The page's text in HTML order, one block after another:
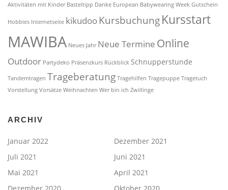
Aktivitäten mit Kinder Basteltipp Danke European Babywearing Week Gutschein
Hobbies Internetseite kikudoo KursbuchungKursstart
MAWIBA Neues Jahr Neue Termine Online
Outdoor Partydeko Präsenzkurs Rückblick Schnupperstunde
Tandemtragen Trageberatung Tragehilfen Tragepuppe Tragetuch
Vorstellung Vorsätze Weihnachten Wer bin ich Zwillinge
ARCHIV
Januar 2022
Dezember 2021
Juli 2021
Juni 2021
Mai 2021
April 2021